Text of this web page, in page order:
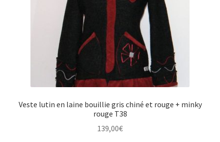
Veste lutin en laine bouillie gris chiné et rouge + minky
rouge T38
139,00€